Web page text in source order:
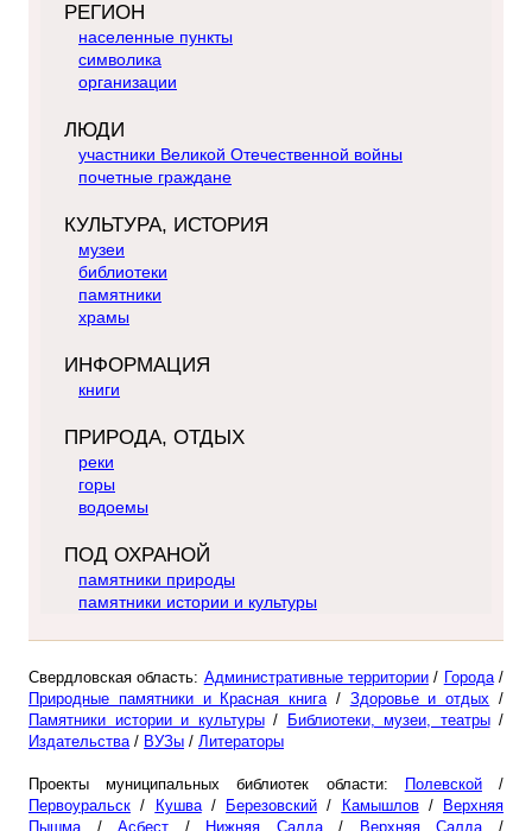
РЕГИОН
населенные пункты
символика
организации
ЛЮДИ
участники Великой Отечественной войны
почетные граждане
КУЛЬТУРА, ИСТОРИЯ
музеи
библиотеки
памятники
храмы
ИНФОРМАЦИЯ
книги
ПРИРОДА, ОТДЫХ
реки
горы
водоемы
ПОД ОХРАНОЙ
памятники природы
памятники истории и культуры
Свердловская область: Административные территории / Города/
Природные памятники и Красная книга/ Здоровье и отдых /
Памятники истории и культуры/ Библиотеки, музеи, театры/
Издательства/ ВУЗы / Литераторы
Проекты муниципальных библиотек области: Полевской/
Первоуральск / Кушва/ Березовский / Камышлов/
Верхняя
Пышма /Асбест / Нижняя Салда/ Верхняя Салда /